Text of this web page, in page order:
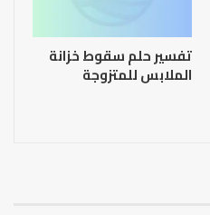
تفسير حلم سقوط خزانة
الملابس للمتزوجة